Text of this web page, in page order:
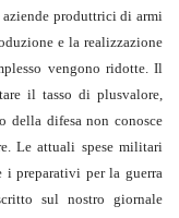
produttrici di armi
e la realizzazione
vengono ridotte. Il
il tasso di plusvalore,
della difesa non conosce
Le attuali spese militari
i preparativi per la guerra
sul nostro giornale